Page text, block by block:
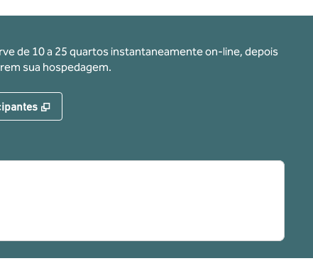
de 10 a 25 quartos instantaneamente on-line, depois
sua hospedagem.
,